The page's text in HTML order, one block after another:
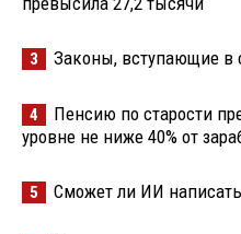
3 Законы, вступающие в
4
Пенсию по старости
уровне не ниже 40% от
5 Сможет ли ИИ